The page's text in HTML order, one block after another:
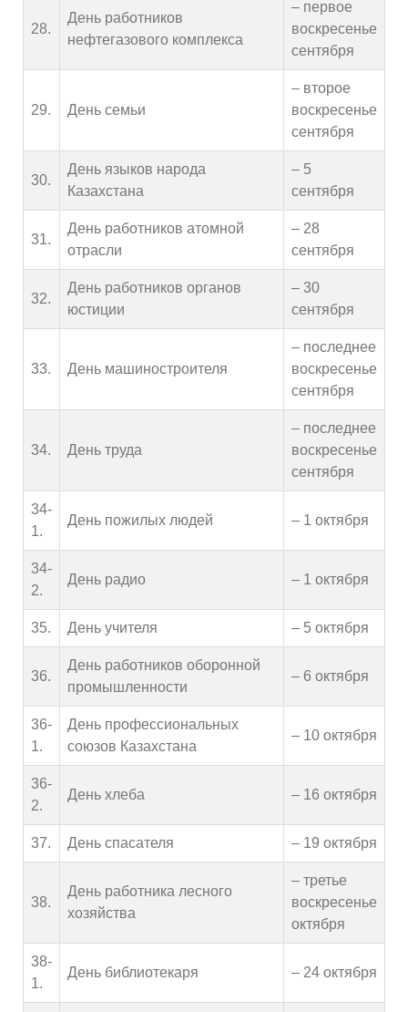
28.
День работников
нефтегазового комплекса
– первое
воскресенье
сентября
29. День семьи
– второе
воскресенье
сентября
30.
День языков народа
Казахстана
– 5
сентября
31.
День работников атомной
отрасли
– 28
сентября
32.
День работников органов
юстиции
– 30
сентября
33. День машиностроителя
– последнее
воскресенье
сентября
34. День труда
– последнее
воскресенье
сентября
34-
1.
День пожилых людей – 1 октября
34-
2.
День радио – 1 октября
35. День учителя – 5 октября
36.
День работников оборонной
промышленности
– 6 октября
36-
1.
День профессиональных
союзов Казахстана
– 10 октября
36-
2.
День хлеба – 16 октября
37. День спасателя – 19 октября
38.
День работника лесного
хозяйства
– третье
воскресенье
октября
38-
1.
День библиотекаря – 24 октября